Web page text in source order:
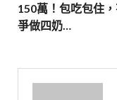
150萬！包吃包住
爭做四奶…